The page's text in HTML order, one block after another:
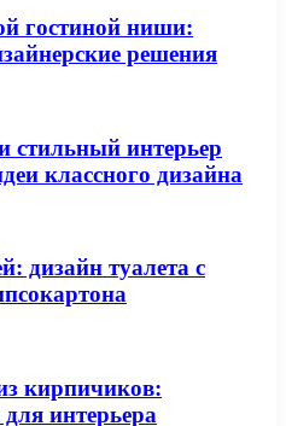
гостиной ниши:
решения
стильный интерьер
классного дизайна
дизайн туалета с
кирпичиков:
интерьера